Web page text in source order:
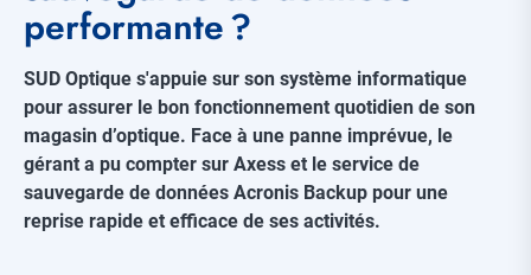
performante ?
SUD Optique s'appuie sur son système informatique
pour assurer le bon fonctionnement quotidien de son
magasin d’optique. Face à une panne imprévue, le
gérant a pu compter sur Axess et le service de
sauvegarde de données Acronis Backup pour une
reprise rapide et efficace de ses activités.